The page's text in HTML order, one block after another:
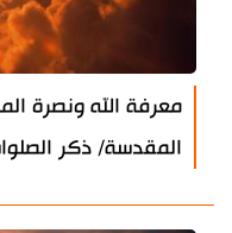
معرفة الله ونصرة
المقدسة/ ذكر